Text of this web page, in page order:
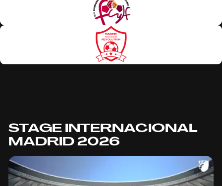
STAGE INTERNACIONAL
MADRID 2026